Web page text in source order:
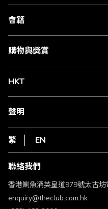
關於 The Club
合作夥伴
媒體中心
會籍
會籍及專屬禮遇
賺取積分
購物與獎賞
物流與配送
Club Shopping 商品領取站
常見問題
HKT
csl.
1010
HKT
聲明
私隱聲明
使用條款
條款及細則
不歧視及不騷擾聲明
認可牌照及通告
繁 EN
聯絡我們
香港鰂魚涌英皇道979號太古
enquiry@theclub.com.hk